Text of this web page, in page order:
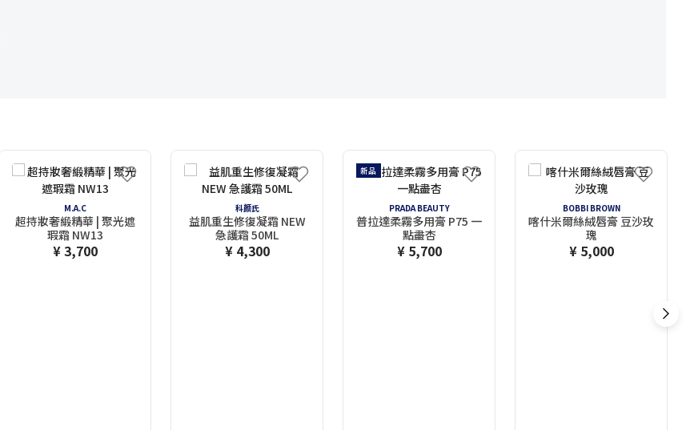
M.A.C
超持妝奢緞精華 | 聚光遮
瑕霜 NW13
¥ 3,700
科颜氏
益肌重生修復凝霜 NEW
急護霜 50ML
¥ 4,300
新品
PRADA BEAUTY
普拉達柔霧多用膏 P75 一
點盡杏
¥ 5,700
BOBBI BROWN
喀什米爾絲絨唇膏 豆沙玫
瑰
¥ 5,000